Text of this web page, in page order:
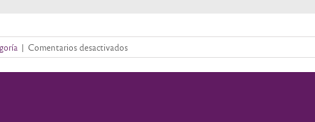
| Comentarios desactivadosen
FECHAS
DE